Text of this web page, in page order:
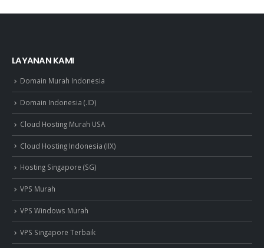
LAYANAN KAMI
Domain Murah Indonesia
Domain Indonesia (.ID)
Cloud Hosting Murah USA
Cloud Hosting Indonesia (IIX)
Hosting Singapore (SG)
VPS Murah
VPS Windows Murah
VPS Singapore Terbaik